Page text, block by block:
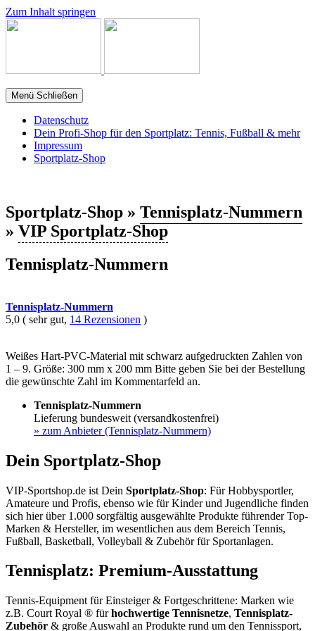
Zum Inhalt springen
Menü Schließen
Datenschutz
Dein Profi-Shop für den Sportplatz: Tennis, Fußball & mehr
Impressum
Sportplatz-Shop
Sportplatz-Shop » Tennisplatz-Nummern
» VIP Sportplatz-Shop
Tennisplatz-Nummern
Tennisplatz-Nummern
5,0 ( sehr gut, 14 Rezensionen )
Weißes Hart-PVC-Material mit schwarz aufgedruckten Zahlen von
1 – 9. Größe: 300 mm x 200 mm Bitte geben Sie bei der Bestellung
die gewünschte Zahl im Kommentarfeld an.
Tennisplatz-Nummern
Lieferung bundesweit (versandkostenfrei)
» zum Anbieter (Tennisplatz-Nummern)
Dein Sportplatz-Shop
VIP-Sportshop.de ist Dein Sportplatz-Shop: Für Hobbysportler,
Amateure und Profis, ebenso wie für Kinder und Jugendliche finden
sich hier über 1.000 sorgfältig ausgewählte Produkte führender Top-
Marken & Hersteller, im wesentlichen aus dem Bereich Tennis,
Fußball, Basketball, Volleyball & Zubehör für Sportanlagen.
Tennisplatz: Premium-Ausstattung
Tennis-Equipment für Einsteiger & Fortgeschrittene: Marken wie
z.B. Court Royal ® fürhochwertige Tennisnetze, Tennisplatz-
Zubehör & große Auswahl an Produkte rund um den Tennissport,